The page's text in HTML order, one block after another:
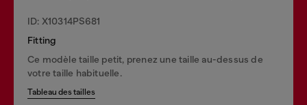
ID: X10314PS681
Fitting
Ce modèle taille petit, prenez une taille au-dessus de
votre taille habituelle.
Tableau des tailles